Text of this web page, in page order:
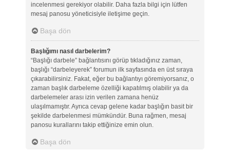
incelenmesi gerekiyor olabilir. Daha fazla bilgi için lütfen
mesaj panosu yöneticisiyle iletişime geçin.
Başa dön
Başlığımı nasıl darbelerim?
“Başlığı darbele” bağlantısını görüp tıkladığınız zaman,
başlığı “darbeleyerek” forumun ilk sayfasında en üst sıraya
çıkarabilirsiniz. Fakat, eğer bu bağlantıyı göremiyorsanız, o
zaman başlık darbeleme özelliği kapatılmış olabilir ya da
darbelemeler arası izin verilen zamana henüz
ulaşılmamıştır. Ayrıca cevap gelene kadar başlığın basit bir
şekilde darbelenmesi mümkündür. Buna rağmen, mesaj
panosu kurallarını takip ettiğinize emin olun.
Başa dön